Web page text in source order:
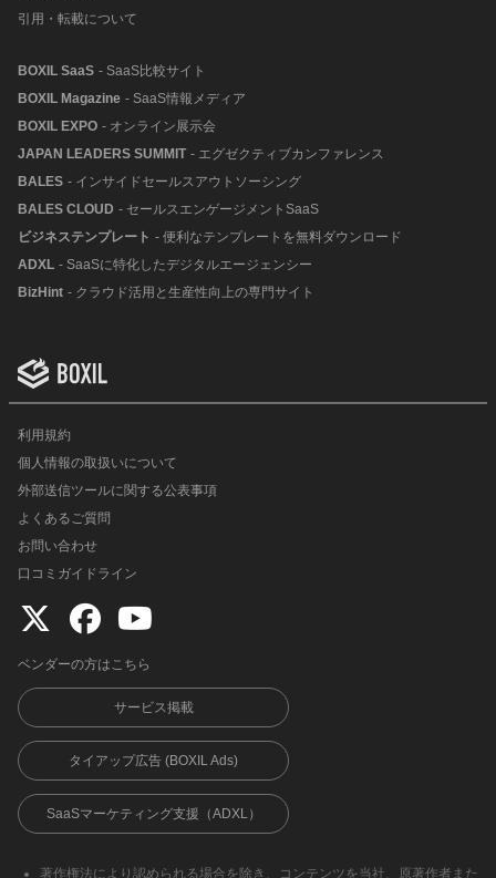
引用・転載について
BOXIL SaaS - SaaS比較サイト
BOXIL Magazine - SaaS情報メディア
BOXIL EXPO - オンライン展示会
JAPAN LEADERS SUMMIT - エグゼクティブカンファレンス
BALES - インサイドセールスアウトソーシング
BALES CLOUD - セールスエンゲージメントSaaS
ビジネステンプレート - 便利なテンプレートを無料ダウンロード
ADXL - SaaSに特化したデジタルエージェンシー
BizHint - クラウド活用と生産性向上の専門サイト
利用規約
個人情報の取扱いについて
外部送信ツールに関する公表事項
よくあるご質問
お問い合わせ
口コミガイドライン
ベンダーの方はこちら
サービス掲載
タイアップ広告 (BOXIL Ads)
SaaSマーケティング支援（ADXL）
著作権法により認められる場合を除き、コンテンツを当社、原著作者また